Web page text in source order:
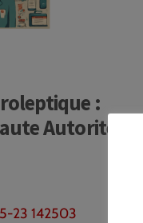
:
Autorité